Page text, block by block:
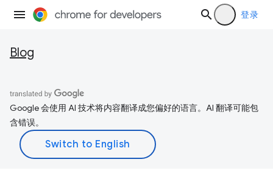
登录
Blog
Google 会使用 AI 技术将内容翻译成您偏好的语言。AI 翻译可能包
含错误。